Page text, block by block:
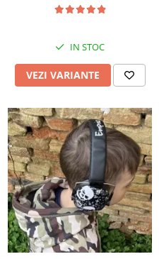
IN STOC
VEZI VARIANTE